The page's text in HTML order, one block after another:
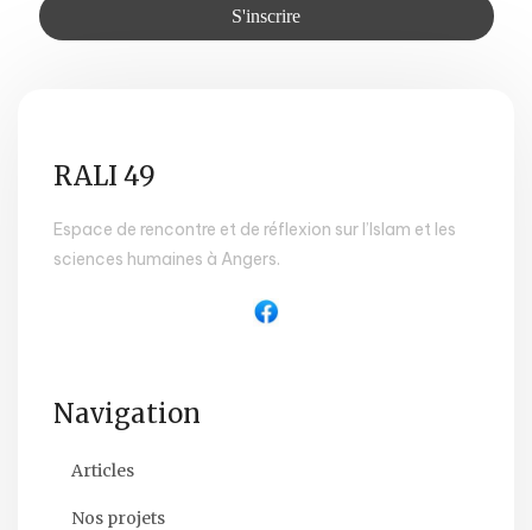
RALI 49
Espace de rencontre et de réflexion sur l’Islam et les
sciences humaines à Angers.
Navigation
Articles
Nos projets